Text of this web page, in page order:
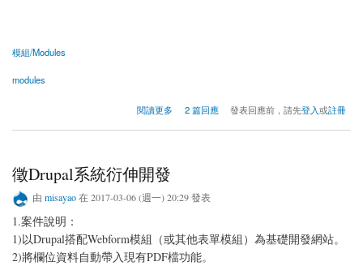
模組/Modules
modules
閱讀更多
關於嵌入Google Analytics模組後發生問題 2 篇回應 發表回應前，請先登入或註冊
徵Drupal系統衍伸開發
由 misayao在 2017-03-06 (週一) 20:29 發表
1.案件說明：
1)以Drupal搭配Webform模組（或其他表單模組）為基礎開發網站。
2)將欄位資料自動帶入現有PDF檔功能。